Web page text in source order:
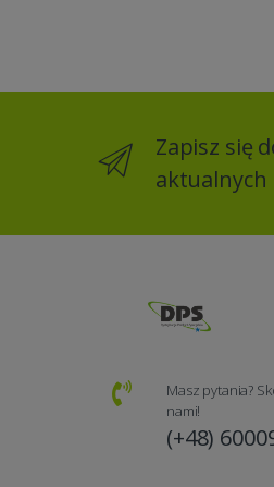
Zapisz się
aktualnych
Masz pytania?
nami!
(+48)